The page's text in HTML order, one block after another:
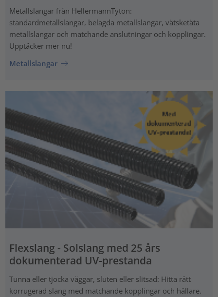
Metallslangar från HellermannTyton:
standardmetallslangar, belagda metallslangar, vätsketäta
metallslangar och matchande anslutningar och kopplingar.
Upptäcker mer nu!
Metallslangar
Flexslang - Solslang med 25 års
dokumenterad UV-prestanda
Tunna eller tjocka väggar, sluten eller slitsad: Hitta rätt
korrugerad slang med matchande kopplingar och hållare.